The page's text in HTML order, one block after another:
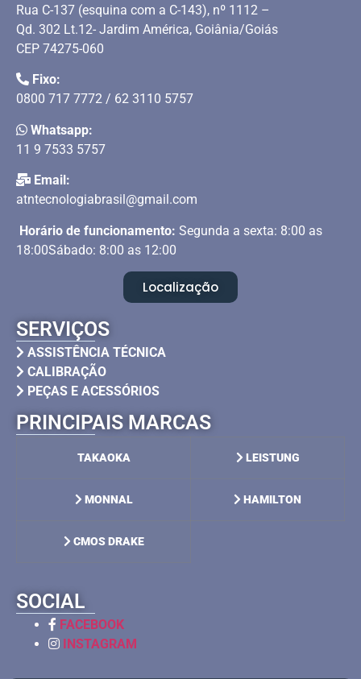
Rua C-137 (esquina com a C-143), nº 1112 –
Qd. 302 Lt.12- Jardim América, Goiânia/Goiás
CEP 74275-060
Fixo:
0800 717 7772 / 62 3110 5757
Whatsapp:
11 9 7533 5757
Email:
atntecnologiabrasil@gmail.com
Horário de funcionamento: Segunda a sexta: 8:00 as
18:00Sábado: 8:00 as 12:00
Localização
SERVIÇOS
ASSISTÊNCIA TÉCNICA
CALIBRAÇÃO
PEÇAS E ACESSÓRIOS
PRINCIPAIS MARCAS
TAKAOKA LEISTUNG
MONNAL HAMILTON
CMOS DRAKE
SOCIAL
FACEBOOK
INSTAGRAM